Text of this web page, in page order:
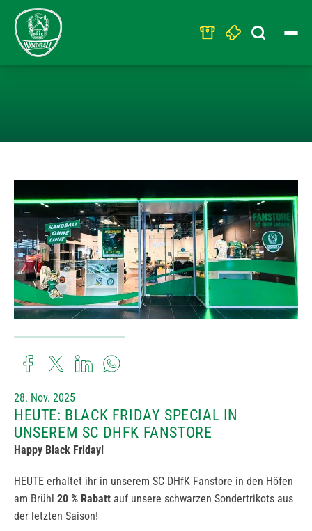
Search
for:
28. Nov. 2025
HEUTE: BLACK FRIDAY SPECIAL IN
UNSEREM SC DHFK FANSTORE
Happy Black Friday!
HEUTE erhaltet ihr in unserem SC DHfK Fanstore in den Höfen
am Brühl 20 % Rabatt auf unsere schwarzen Sondertrikots aus
der letzten Saison!